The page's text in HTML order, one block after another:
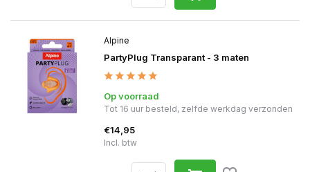
Alpine
PartyPlug Transparant - 3 maten
Op voorraad
Tot 16 uur besteld, zelfde werkdag verzonden
€14,95
Incl. btw